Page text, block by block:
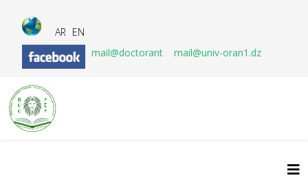
AR EN
mail@doctorant
mail@univ-oran1.dz